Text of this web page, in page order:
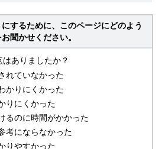
するために、このページにどのよう
聞かせください。
ありましたか？
れていなかった
かりにくかった
りにくかった
るのに時間がかかった
考にならなかった
りやすかった